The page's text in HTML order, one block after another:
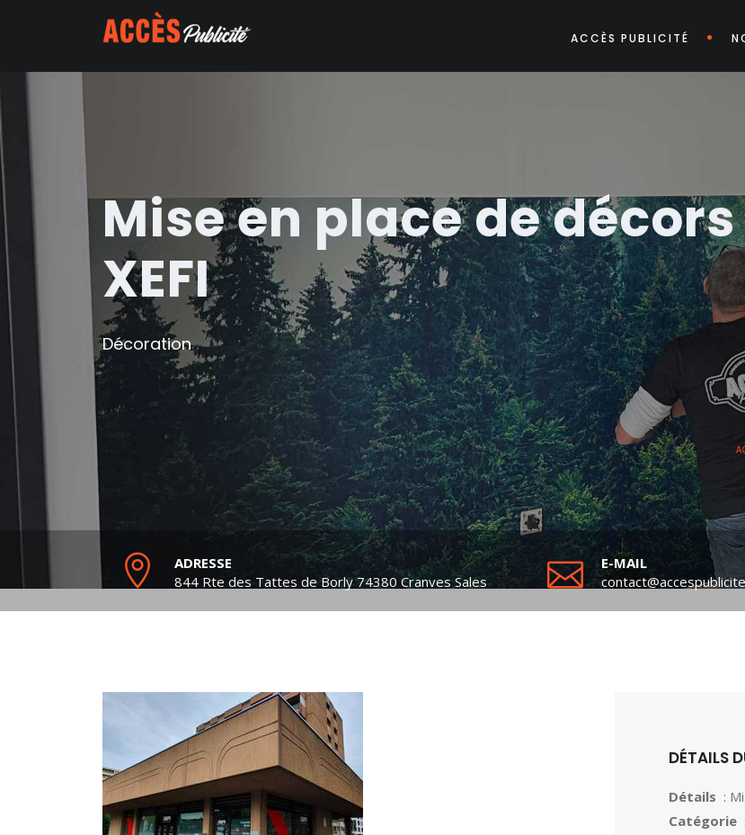
ACCÈS PUBLICITÉ
Mise en place de
XEFI
Décoration
ADRESSE
844 Rte des Tattes de Borly 74380 Cranves Sales
E-MAIL
DÉTAILS
Détails :
Catégorie